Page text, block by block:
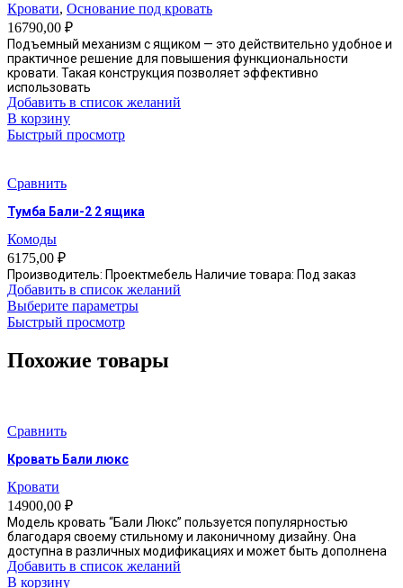
выбрать
странице
товара.
Кровати, Основание под кровать
16790,00 ₽
Подъемный механизм с ящиком — это действительно удобное и
практичное решение для повышения функциональности
кровати. Такая конструкция позволяет эффективно
использовать
Добавить в список желаний
В корзину
Быстрый просмотр
Сравнить
Тумба Бали-2 2 ящика
Комоды
6175,00 ₽
Производитель: Проектмебель Наличие товара: Под заказ
Добавить в список желаний
Выберите параметрыЭтот
вариаций.
Быстрый просмотр
Похожие товары
Сравнить
Кровать Бали люкс
Кровати
14900,00 ₽
Модель кровать “Бали Люкс” пользуется популярностью
благодаря своему стильному и лаконичному дизайну. Она
доступна в различных модификациях и может быть дополнена
Добавить в список желаний
В корзину